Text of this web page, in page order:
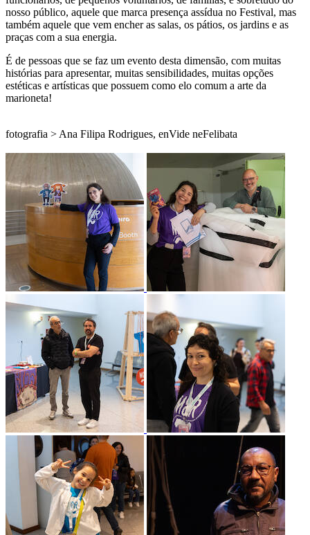
nosso público, aquele que marca presença assídua no Festival, mas
também aquele que vem encher as salas, os pátios, os jardins e as
praças com a sua energia.
É de pessoas que se faz um evento desta dimensão, com muitas
histórias para apresentar, muitas sensibilidades, muitas opções
estéticas e artísticas que possuem como elo comum a arte da
marioneta!
fotografia > Ana Filipa Rodrigues, enVide neFelibata